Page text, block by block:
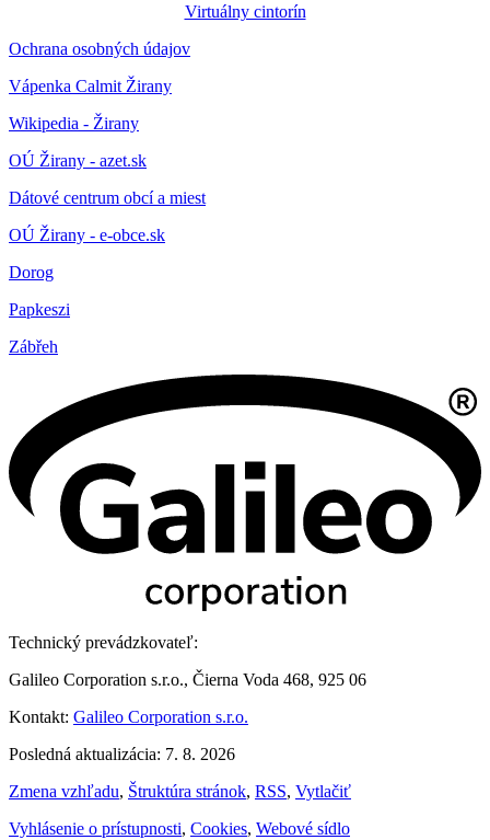
Virtuálny cintorín
Ochrana osobných údajov
Vápenka Calmit Žirany
Wikipedia - Žirany
OÚ Žirany - azet.sk
Dátové centrum obcí a miest
OÚ Žirany - e-obce.sk
Dorog
Papkeszi
Zábřeh
Technický prevádzkovateľ:
Galileo Corporation s.r.o., Čierna Voda 468, 925 06
Kontakt: Galileo Corporation s.r.o.
Posledná aktualizácia: 7. 8. 2026
Zmena vzhľadu, Štruktúra stránok, RSS, Vytlačiť
Vyhlásenie o prístupnosti, Cookies, Webové sídlo